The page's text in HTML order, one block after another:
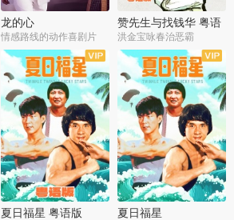
龙的心
情感路线的动作喜剧片
赞先生与找钱华 粤语
版
洪金宝咏春治恶霸
夏日福星 粤语版 夏日福星